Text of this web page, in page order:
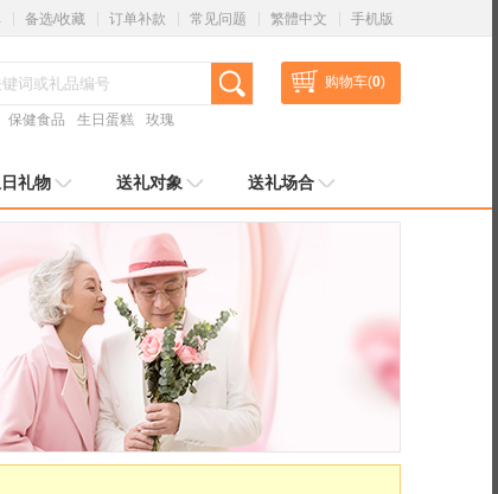
备选/收藏 订单补款 常见问题 繁體中文 手机版
保健食品 生日蛋糕 玫瑰
购物车(0)
礼物 送礼对象 送礼场合